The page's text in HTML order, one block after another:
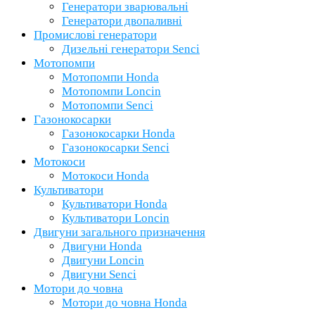
Генератори зварювальні
Генератори двопаливні
Промислові генератори
Дизельні генератори Senci
Мотопомпи
Мотопомпи Honda
Мотопомпи Loncin
Мотопомпи Senci
Газонокосарки
Газонокосарки Honda
Газонокосарки Senci
Мотокоси
Мотокоси Honda
Культиватори
Культиватори Honda
Культиватори Loncin
Двигуни загального призначення
Двигуни Honda
Двигуни Loncin
Двигуни Senci
Мотори до човна
Мотори до човна Honda